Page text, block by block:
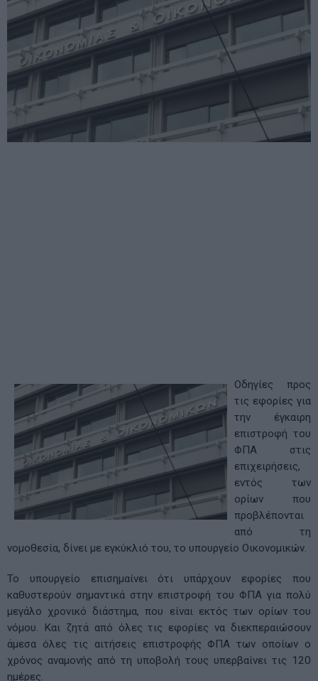
Οδηγίες προς
τις εφορίες για
την έγκαιρη
επιστροφή του
ΦΠΑ στις
επιχειρήσεις,
εντός των
ορίων που
προβλέπονται
από τη
νομοθεσία, δίνει με εγκύκλιό του, το υπουργείο Οικονομικών.
Το υπουργείο επισημαίνει ότι υπάρχουν εφορίες που
καθυστερούν σημαντικά στην επιστροφή του ΦΠΑ για πολύ
μεγάλο χρονικό διάστημα, που είναι εκτός των ορίων του
νόμου. Και ζητά από όλες τις εφορίες να διεκπεραιώσουν
άμεσα όλες τις αιτήσεις επιστροφής ΦΠΑ των οποίων ο
χρόνος αναμονής από τη υποβολή τους υπερβαίνει τις 120
ημέρες.